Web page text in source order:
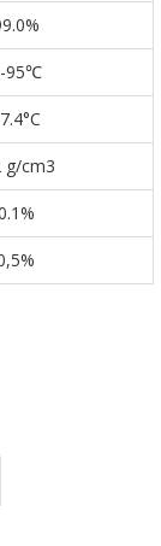
95℃
g/cm3